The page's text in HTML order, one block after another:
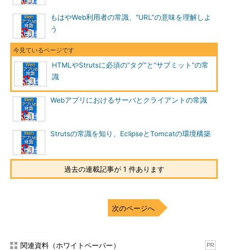
もはやWeb利用者の常識、“URL”の意味を理解しよ
う
HTMLやStrutsに必須の“タグ”と“サブミット”の常
識
Webアプリにおけるサーバとクライアントの常識
Strutsの常識を知り、EclipseとTomcatの環境構築
過去の連載記事が 1 件あります
次のページへ
関連資料（ホワイトペーパー） PR